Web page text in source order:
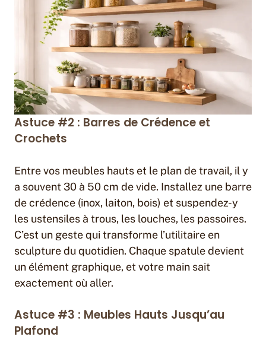
Astuce #2 : Barres de Crédence et
Crochets
Entre vos meubles hauts et le plan de travail, il y
a souvent 30 à 50 cm de vide. Installez une barre
de crédence (inox, laiton, bois) et suspendez-y
les ustensiles à trous, les louches, les passoires.
C’est un geste qui transforme l’utilitaire en
sculpture du quotidien. Chaque spatule devient
un élément graphique, et votre main sait
exactement où aller.
Astuce #3 : Meubles Hauts Jusqu’au
Plafond